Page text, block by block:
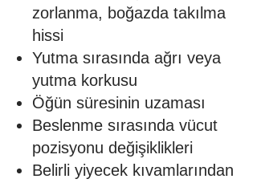
zorlanma, boğazda takılma
hissi
Yutma sırasında ağrı veya
yutma korkusu
Öğün süresinin uzaması
Beslenme sırasında vücut
pozisyonu değişiklikleri
Belirli yiyecek kıvamlarından